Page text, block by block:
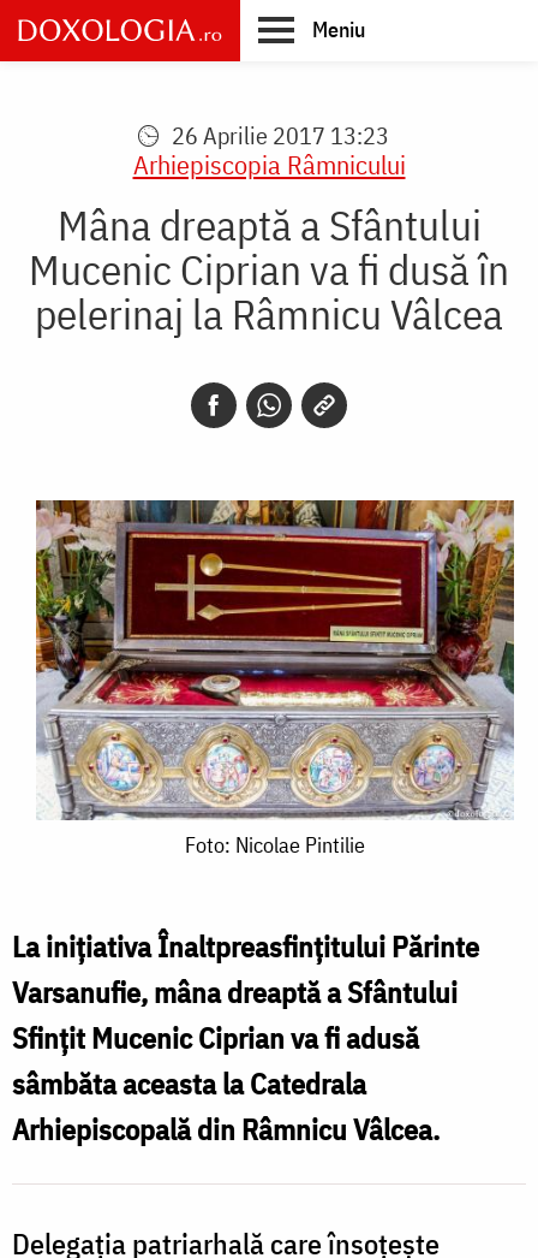
Skip
to
main
Meniu
26 Aprilie 2017 13:23
Arhiepiscopia Râmnicului
Mâna dreaptă a Sfântului
Mucenic Ciprian va fi dusă în
pelerinaj la Râmnicu Vâlcea
Foto: Nicolae Pintilie
La inițiativa Înaltpreasfințitului Părinte
Varsanufie, mâna dreaptă a Sfântului
Sfințit Mucenic Ciprian va fi adusă
sâmbăta aceasta la Catedrala
Arhiepiscopală din Râmnicu Vâlcea.
Delegația patriarhală care însoțește